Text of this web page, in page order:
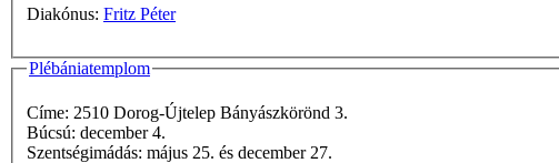
Diakónus: Fritz Péter
Plébániatemplom
Címe: 2510 Dorog-Újtelep Bányászkörönd 3.
Búcsú: december 4.
Szentségimádás: május 25. és december 27.